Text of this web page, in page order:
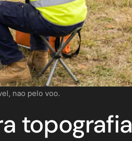
nao pelo voo.
topografia